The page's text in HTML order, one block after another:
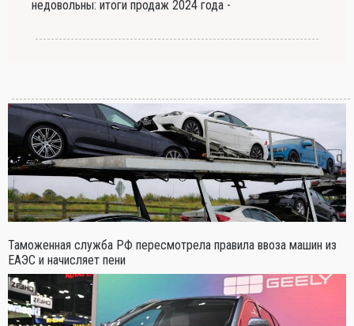
недовольны: итоги продаж 2024 года -
Таможенная служба РФ пересмотрела правила ввоза машин из
ЕАЭС и начисляет пени